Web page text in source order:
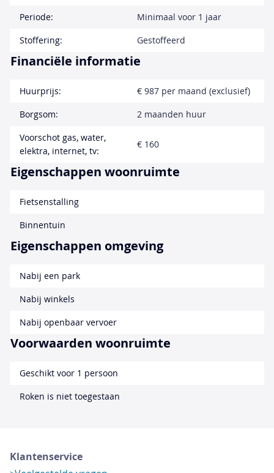
Periode:
Minimaal voor 1 jaar
Stoffering:
Gestoffeerd
Financiële informatie
Huurprijs:
€ 987 per maand (exclusief)
Borgsom:
2 maanden huur
Voorschot gas, water,
elektra, internet, tv:
€ 160
Eigenschappen woonruimte
Fietsenstalling
Binnentuin
Eigenschappen omgeving
Nabij een park
Nabij winkels
Nabij openbaar vervoer
Voorwaarden woonruimte
Geschikt voor 1 persoon
Roken is niet toegestaan
Klantenservice